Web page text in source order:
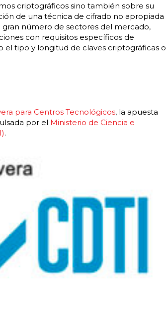
criptográficos sino también sobre su
de una técnica de cifrado no apropiada
número de sectores del mercado,
con requisitos específicos de
el tipo y longitud de claves criptográficas o
para Centros Tecnológicos, la apuesta
por el Ministerio de Ciencia e
.